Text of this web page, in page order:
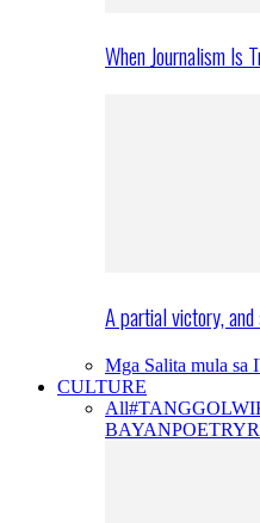
When Journalism Is
A partial victory,
Mga Salita mula sa
CULTURE
All
BAYANPOETRY